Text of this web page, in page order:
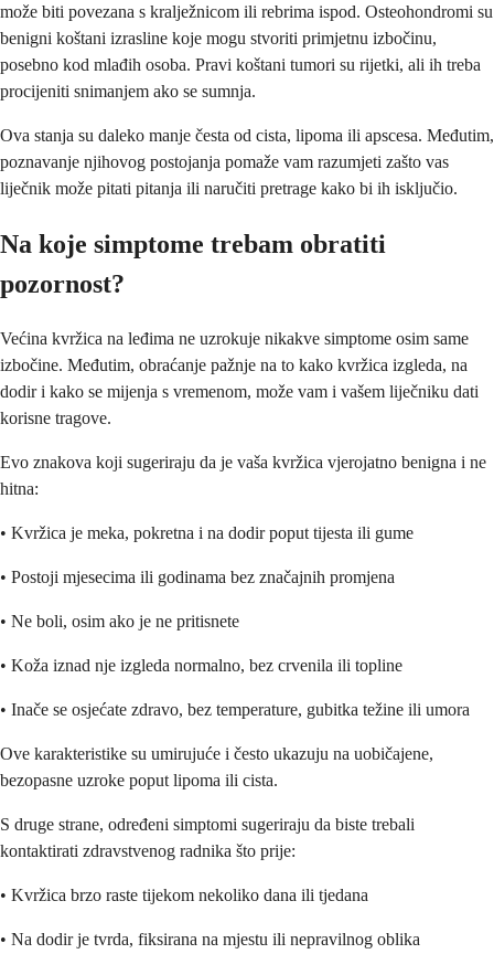
može biti povezana s kralježnicom ili rebrima ispod. Osteohondromi su
benigni koštani izrasline koje mogu stvoriti primjetnu izbočinu,
posebno kod mlađih osoba. Pravi koštani tumori su rijetki, ali ih treba
procijeniti snimanjem ako se sumnja.
Ova stanja su daleko manje česta od cista, lipoma ili apscesa. Međutim,
poznavanje njihovog postojanja pomaže vam razumjeti zašto vas
liječnik može pitati pitanja ili naručiti pretrage kako bi ih isključio.
Na koje simptome trebam obratiti
pozornost?
Većina kvržica na leđima ne uzrokuje nikakve simptome osim same
izbočine. Međutim, obraćanje pažnje na to kako kvržica izgleda, na
dodir i kako se mijenja s vremenom, može vam i vašem liječniku dati
korisne tragove.
Evo znakova koji sugeriraju da je vaša kvržica vjerojatno benigna i ne
hitna:
• Kvržica je meka, pokretna i na dodir poput tijesta ili gume
• Postoji mjesecima ili godinama bez značajnih promjena
• Ne boli, osim ako je ne pritisnete
• Koža iznad nje izgleda normalno, bez crvenila ili topline
• Inače se osjećate zdravo, bez temperature, gubitka težine ili umora
Ove karakteristike su umirujuće i često ukazuju na uobičajene,
bezopasne uzroke poput lipoma ili cista.
S druge strane, određeni simptomi sugeriraju da biste trebali
kontaktirati zdravstvenog radnika što prije:
• Kvržica brzo raste tijekom nekoliko dana ili tjedana
• Na dodir je tvrda, fiksirana na mjestu ili nepravilnog oblika